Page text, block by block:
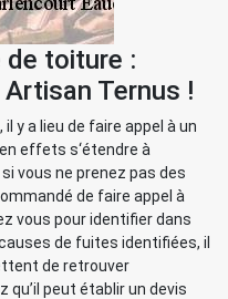
de toiture :
Ternus !
y a lieu de faire appel à un
effets s‘étendre à
vous ne prenez pas des
de faire appel à
vous pour identifier dans
de fuites identifiées, il
de retrouver
qu’il peut établir un devis